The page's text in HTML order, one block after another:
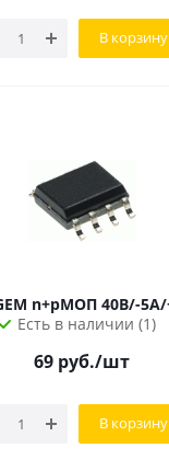
В корзину
Есть в наличии (1)
69 руб./шт
В корзину